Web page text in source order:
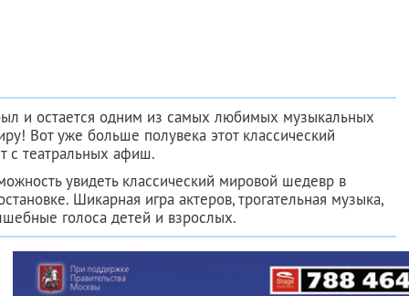
и остается одним из самых любимых музыкальных
Вот уже больше полувека этот классический
с театральных афиш.
увидеть классический мировой шедевр в
Шикарная игра актеров, трогательная музыка,
голоса детей и взрослых.